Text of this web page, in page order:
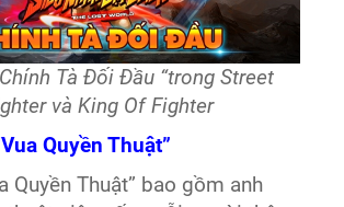
Tà Đối Đầu “trong Street
và King Of Fighter
Quyền Thuật”
Quyền Thuật” bao gồm anh